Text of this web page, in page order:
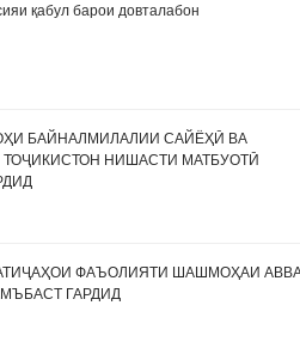
қабул барои довталабон
БАЙНАЛМИЛАЛИИ САЙЁҲӢ ВА
НИШАСТИ МАТБУОТӢ
ФАЪОЛИЯТИ ШАШМОҲАИ
ГАРДИД